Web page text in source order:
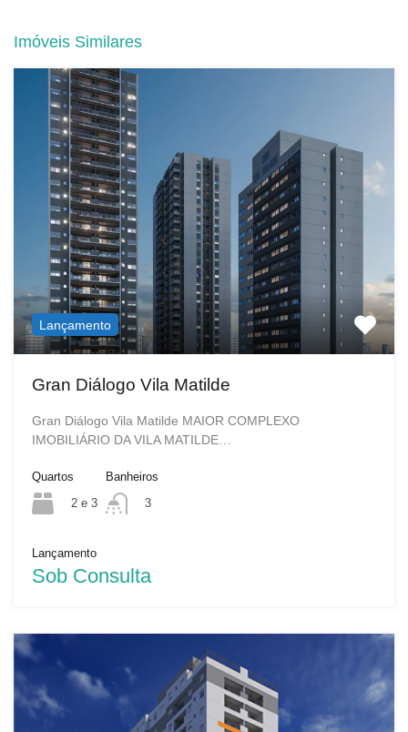
Imóveis Similares
Lançamento
Gran Diálogo Vila Matilde
Gran Diálogo Vila Matilde MAIOR COMPLEXO
IMOBILIÁRIO DA VILA MATILDE…
Quartos
2 e 3
Banheiros
3
Lançamento
Sob Consulta